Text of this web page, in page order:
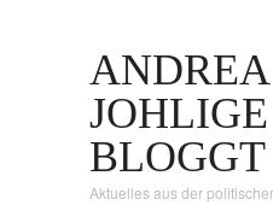
ANDREA
JOHLIGE
BLOGGT
Aktuelles aus der